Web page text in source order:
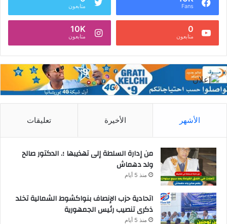
Fans متابعون
0
متابعون
10K
متابعون
الأشهر الأخيرة تعليقات
من إدارة السلطة إلى تهذيبها ؛. الدكتور صالح
ولد دهماش
منذ 5 أيام
اتحادية حزب الإنصاف بنواكشوط الشمالية تخلد
ذكرى تنصيب رئيس الجمهورية
منذ 5 أيام